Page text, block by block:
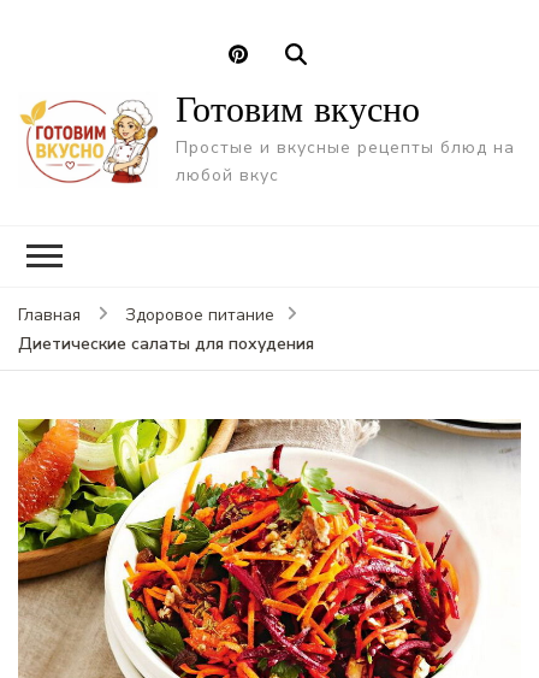
Готовим вкусно
Простые и вкусные рецепты блюд на
любой вкус
Главная
Здоровое питание
Диетические салаты для похудения